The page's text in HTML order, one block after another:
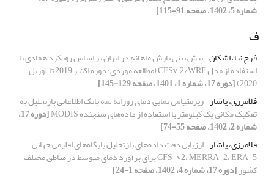
شماره 5، 1402، صفحه 91-115]
ف
فرخ نیا، اشکان پیش‎ بینی بارش ماهانه در ایران بر اساس رویکرد همادی با
استفاده از مدل CFSv.2/WRF (مطالعه موردی: دوره اکتبر 2019 تا آوریل
2020) [دوره 17، شماره 1، 1401، صفحه 129-145]
فلامرزی، یاشار ریزمقیاس نمایی دمای روزانه سه بانک اطلاعاتی بازتحلیل به
تفکیک مکانی یک کیلومتر با استفاده از داده‌های سنجنده MODIS [دوره 17،
شماره 2، 1402، صفحه 55-74]
فلامرزی، یاشار ارزیابی دقت داده‌های بازتحلیل پایگاه‌های اقلیمی جهانی
CFS-v2، MERRA-2، ERA-5 برای برآورد دمای متوسط در مناطق مختلف
کشور[دوره 17، شماره 4، 1402، صفحه 1-24]